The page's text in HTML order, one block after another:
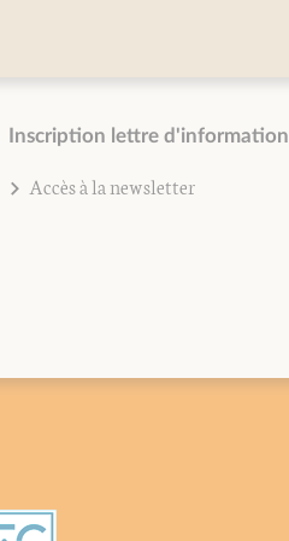
Inscription lettre d'information
Accès à la newsletter